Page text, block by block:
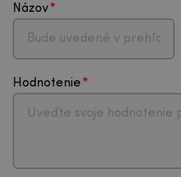
Názov
Hodnotenie